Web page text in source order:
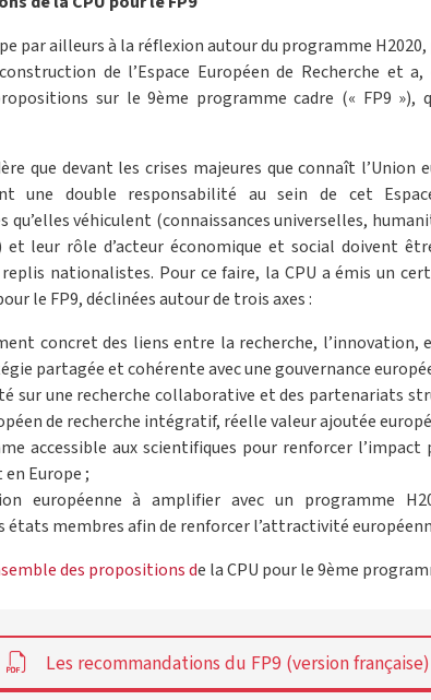
par ailleurs à la réflexion autour du programme
de l’Espace Européen de Recherche et a,
sur le 9ème programme cadre (« FP9 »),
que devant les crises majeures que connaît l’Union
une double responsabilité au sein de cet
qu’elles véhiculent (connaissances universelles,
et leur rôle d’acteur économique et social doivent
replis nationalistes. Pour ce faire, la CPU a émis un
le FP9, déclinées autour de trois axes :
concret des liens entre la recherche,
partagée et cohérente avec une gouvernance
sur une recherche collaborative et des partenariats
de recherche intégratif, réelle valeur ajoutée
accessible aux scientifiques pour renforcer l’impact
Europe ;
européenne à amplifier avec un programme
états membres afin de renforcer l’attractivité
des propositions de la CPU pour le 9ème
Les recommandations du FP9 (version française)